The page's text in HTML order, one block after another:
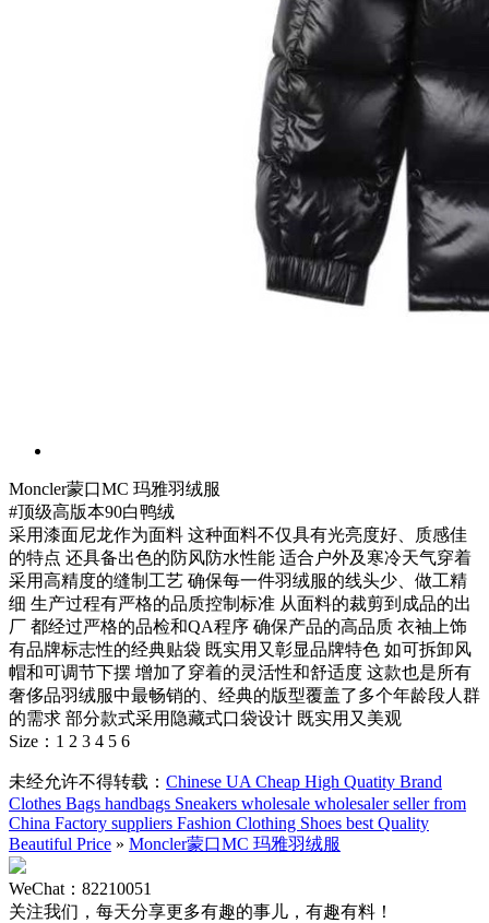
Moncler蒙口MC 玛雅羽绒服
#顶级高版本90白鸭绒
采用漆面尼龙作为面料 这种面料不仅具有光亮度好、质感佳
的特点 还具备出色的防风防水性能 适合户外及寒冷天气穿着
采用高精度的缝制工艺 确保每一件羽绒服的线头少、做工精
细 生产过程有严格的品质控制标准 从面料的裁剪到成品的出
厂 都经过严格的品检和QA程序 确保产品的高品质 衣袖上饰
有品牌标志性的经典贴袋 既实用又彰显品牌特色 如可拆卸风
帽和可调节下摆 增加了穿着的灵活性和舒适度 这款也是所有
奢侈品羽绒服中最畅销的、经典的版型覆盖了多个年龄段人群
的需求 部分款式采用隐藏式口袋设计 既实用又美观
Size：1 2 3 4 5 6
未经允许不得转载： Chinese UA Cheap High Quatity Brand
Clothes Bags handbags Sneakers wholesale wholesaler seller from
China Factory suppliers Fashion Clothing Shoes best Quality
Beautiful Price » Moncler蒙口MC 玛雅羽绒服
WeChat：82210051
关注我们，每天分享更多有趣的事儿，有趣有料！